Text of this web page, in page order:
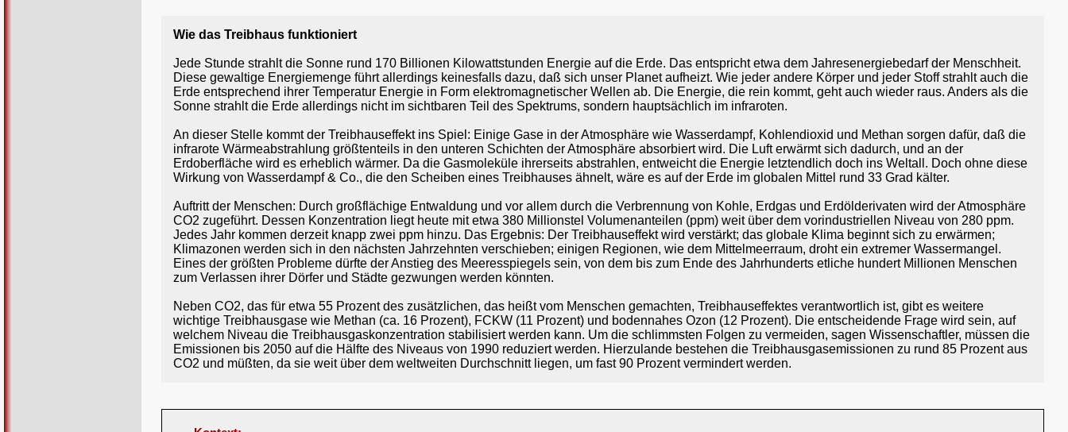
Wie das Treibhaus funktioniert
Jede Stunde strahlt die Sonne rund 170 Billionen Kilowattstunden Energie auf die Erde. Das entspricht etwa dem Jahresenergiebedarf der Menschheit.
Diese gewaltige Energiemenge führt allerdings keinesfalls dazu, daß sich unser Planet aufheizt. Wie jeder andere Körper und jeder Stoff strahlt auch die
Erde entsprechend ihrer Temperatur Energie in Form elektromagnetischer Wellen ab. Die Energie, die rein kommt, geht auch wieder raus. Anders als die
Sonne strahlt die Erde allerdings nicht im sichtbaren Teil des Spektrums, sondern hauptsächlich im infraroten.
An dieser Stelle kommt der Treibhauseffekt ins Spiel: Einige Gase in der Atmosphäre wie Wasserdampf, Kohlendioxid und Methan sorgen dafür, daß die
infrarote Wärmeabstrahlung größtenteils in den unteren Schichten der Atmosphäre absorbiert wird. Die Luft erwärmt sich dadurch, und an der
Erdoberfläche wird es erheblich wärmer. Da die Gasmoleküle ihrerseits abstrahlen, entweicht die Energie letztendlich doch ins Weltall. Doch ohne diese
Wirkung von Wasserdampf & Co., die den Scheiben eines Treibhauses ähnelt, wäre es auf der Erde im globalen Mittel rund 33 Grad kälter.
Auftritt der Menschen: Durch großflächige Entwaldung und vor allem durch die Verbrennung von Kohle, Erdgas und Erdölderivaten wird der Atmosphäre
CO2 zugeführt. Dessen Konzentration liegt heute mit etwa 380 Millionstel Volumenanteilen (ppm) weit über dem vorindustriellen Niveau von 280 ppm.
Jedes Jahr kommen derzeit knapp zwei ppm hinzu. Das Ergebnis: Der Treibhauseffekt wird verstärkt; das globale Klima beginnt sich zu erwärmen;
Klimazonen werden sich in den nächsten Jahrzehnten verschieben; einigen Regionen, wie dem Mittelmeerraum, droht ein extremer Wassermangel.
Eines der größten Probleme dürfte der Anstieg des Meeresspiegels sein, von dem bis zum Ende des Jahrhunderts etliche hundert Millionen Menschen
zum Verlassen ihrer Dörfer und Städte gezwungen werden könnten.
Neben CO2, das für etwa 55 Prozent des zusätzlichen, das heißt vom Menschen gemachten, Treibhauseffektes verantwortlich ist, gibt es weitere
wichtige Treibhausgase wie Methan (ca. 16 Prozent), FCKW (11 Prozent) und bodennahes Ozon (12 Prozent). Die entscheidende Frage wird sein, auf
welchem Niveau die Treibhausgaskonzentration stabilisiert werden kann. Um die schlimmsten Folgen zu vermeiden, sagen Wissenschaftler, müssen die
Emissionen bis 2050 auf die Hälfte des Niveaus von 1990 reduziert werden. Hierzulande bestehen die Treibhausgasemissionen zu rund 85 Prozent aus
CO2 und müßten, da sie weit über dem weltweiten Durchschnitt liegen, um fast 90 Prozent vermindert werden.